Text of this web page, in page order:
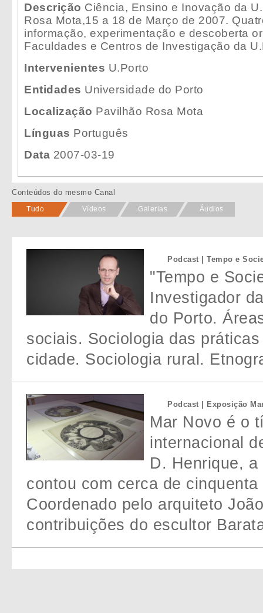
Descrição Ciência, Ensino e Inovação da
Rosa Mota,15 a 18 de Março de 2007.
informação, experimentação e descoberta
Faculdades e Centros de Investigação da
Intervenientes U.Porto
Entidades Universidade do Porto
Localização Pavilhão Rosa Mota
Línguas Português
Data 2007-03-19
Conteúdos do mesmo Canal
Tudo Vídeos Galerias Áudios
Podcast | Tempo e
"Tempo e
Investigador
do Porto.
sociais. Sociologia das
cidade. Sociologia rural.
Podcast | Exposição
Mar Novo é o
internacional
D. Henrique,
contou com cerca de
Coordenado pelo arquiteto
contribuições do escultor